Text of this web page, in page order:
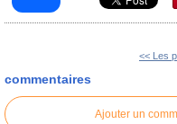
<< Les
commentaires
Ajouter un